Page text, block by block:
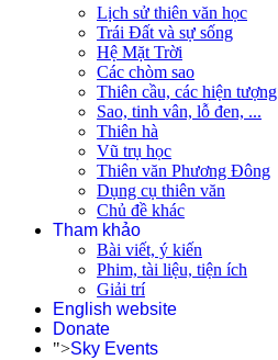
Lịch sử thiên văn học
Trái Đất và sự sống
Hệ Mặt Trời
Các chòm sao
Thiên cầu, các hiện tượng
Sao, tinh vân, lỗ đen, ...
Thiên hà
Vũ trụ học
Thiên văn Phương Đông
Dụng cụ thiên văn
Chủ đề khác
Tham khảo
Bài viết, ý kiến
Phim, tài liệu, tiện ích
Giải trí
English website
Donate
">Sky Events